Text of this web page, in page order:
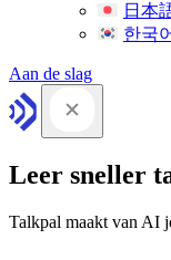
日本
한국
Aan de slag
Leer sneller
Talkpal maakt van AI